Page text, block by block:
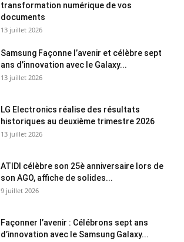
transformation numérique de vos
documents
13 juillet 2026
Samsung Façonne l’avenir et célèbre sept
ans d’innovation avec le Galaxy...
13 juillet 2026
LG Electronics réalise des résultats
historiques au deuxième trimestre 2026
13 juillet 2026
ATIDI célèbre son 25è anniversaire lors de
son AGO, affiche de solides...
9 juillet 2026
Façonner l’avenir : Célébrons sept ans
d’innovation avec le Samsung Galaxy...